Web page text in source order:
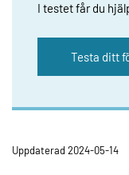
I testet får du
Testa ditt
Uppdaterad 2024-05-14